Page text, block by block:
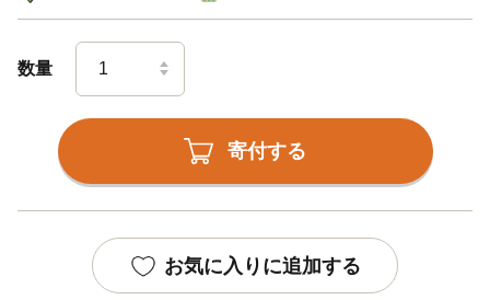
数量
寄付する
お気に入りに追加する